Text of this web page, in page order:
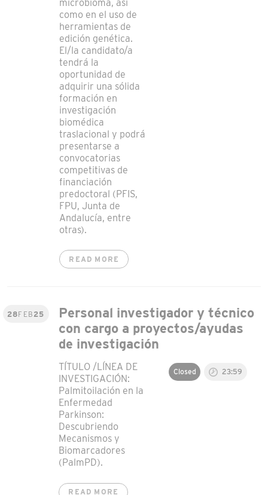
microbioma, así
como en el uso de
herramientas de
edición genética.
El/la candidato/a
tendrá la
oportunidad de
adquirir una sólida
formación en
investigación
biomédica
traslacional y podrá
presentarse a
convocatorias
competitivas de
financiación
predoctoral (PFIS,
FPU, Junta de
Andalucía, entre
otras).
READ MORE
28FEB 25
Personal investigador y técnico
con cargo a proyectos/ayudas
de investigación
TÍTULO /LÍNEA DE
INVESTIGACIÓN:
Palmitoilación en la
Enfermedad
Parkinson:
Descubriendo
Mecanismos y
Biomarcadores
(PalmPD).
Closed 23:59
READ MORE